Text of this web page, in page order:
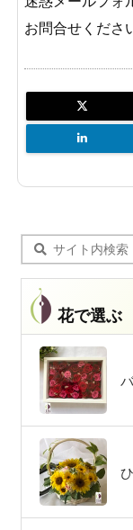
お問合せくださ
花で選ぶ